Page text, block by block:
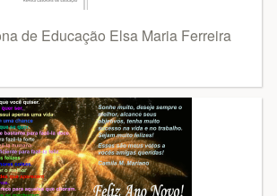
de Educação Elsa Maria Ferreira